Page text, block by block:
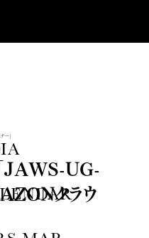
JAWS-UG-
クラウ